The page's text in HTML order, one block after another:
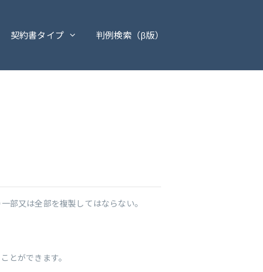
契約書タイプ 判例検索（β版）
又は全部を複製してはならない。
とができます。